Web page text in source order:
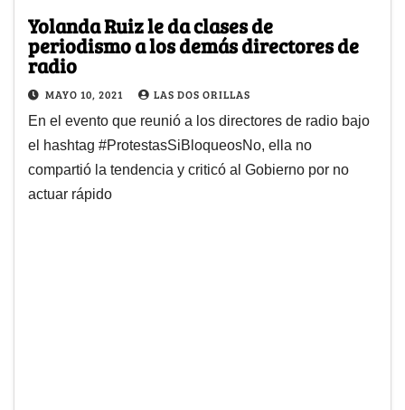
Yolanda Ruiz le da clases de
periodismo a los demás directores de
radio
MAYO 10, 2021 LAS DOS ORILLAS
En el evento que reunió a los directores de radio bajo
el hashtag #ProtestasSiBloqueosNo, ella no
compartió la tendencia y criticó al Gobierno por no
actuar rápido